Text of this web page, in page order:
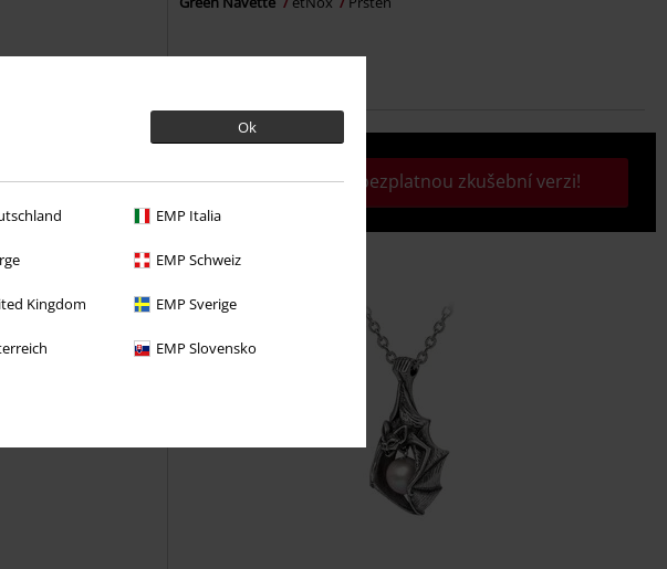
Ok
EMP Italia
EMP Schweiz
Kingdom EMP Sverige
EMP Slovensko
CLUB Aktivujte si svou bezplatnou zkušební verzi!